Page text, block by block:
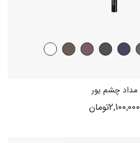
مداد چشم یور
2,100,000تومان